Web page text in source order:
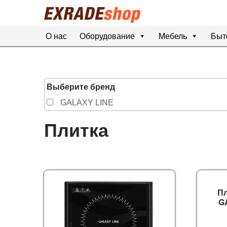
О нас Оборудование Мебель
Выберите бренд
GALAXY LINE
Плитка